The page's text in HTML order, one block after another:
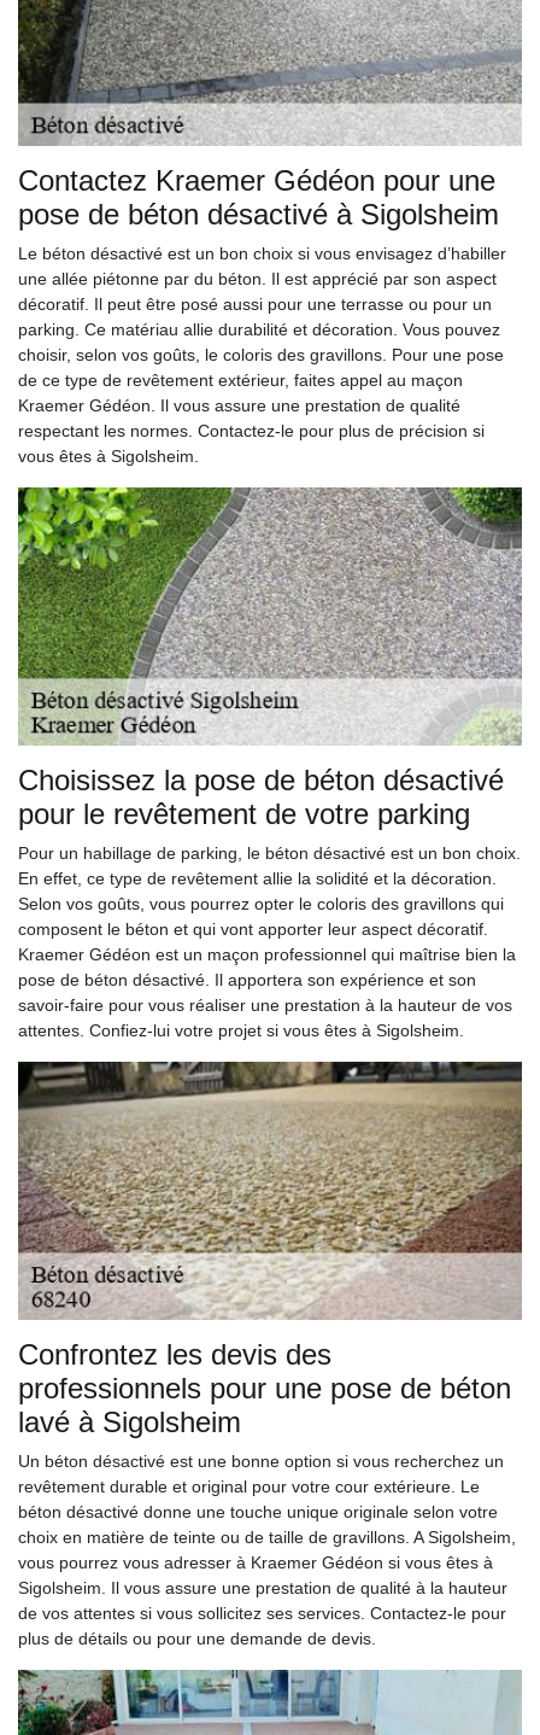
Contactez Kraemer Gédéon pour une
pose de béton désactivé à Sigolsheim
Le béton désactivé est un bon choix si vous envisagez d’habiller
une allée piétonne par du béton. Il est apprécié par son aspect
décoratif. Il peut être posé aussi pour une terrasse ou pour un
parking. Ce matériau allie durabilité et décoration. Vous pouvez
choisir, selon vos goûts, le coloris des gravillons. Pour une pose
de ce type de revêtement extérieur, faites appel au maçon
Kraemer Gédéon. Il vous assure une prestation de qualité
respectant les normes. Contactez-le pour plus de précision si
vous êtes à Sigolsheim.
Choisissez la pose de béton désactivé
pour le revêtement de votre parking
Pour un habillage de parking, le béton désactivé est un bon choix.
En effet, ce type de revêtement allie la solidité et la décoration.
Selon vos goûts, vous pourrez opter le coloris des gravillons qui
composent le béton et qui vont apporter leur aspect décoratif.
Kraemer Gédéon est un maçon professionnel qui maîtrise bien la
pose de béton désactivé. Il apportera son expérience et son
savoir-faire pour vous réaliser une prestation à la hauteur de vos
attentes. Confiez-lui votre projet si vous êtes à Sigolsheim.
Confrontez les devis des
professionnels pour une pose de béton
lavé à Sigolsheim
Un béton désactivé est une bonne option si vous recherchez un
revêtement durable et original pour votre cour extérieure. Le
béton désactivé donne une touche unique originale selon votre
choix en matière de teinte ou de taille de gravillons. A Sigolsheim,
vous pourrez vous adresser à Kraemer Gédéon si vous êtes à
Sigolsheim. Il vous assure une prestation de qualité à la hauteur
de vos attentes si vous sollicitez ses services. Contactez-le pour
plus de détails ou pour une demande de devis.